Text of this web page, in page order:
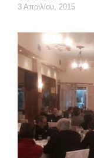
3 Απριλίου, 2015